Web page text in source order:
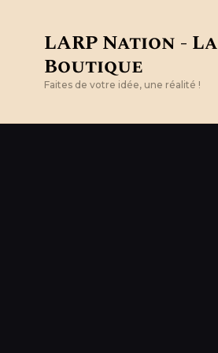
LARP Nation - La
Boutique
Faites de votre idée, une réalité !